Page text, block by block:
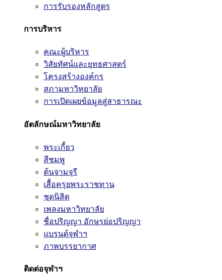
การรับรองหลักสูตร
การบริหาร
คณะผู้บริหาร
วิสัยทัศน์และยุทธศาสตร์
โครงสร้างองค์กร
สภามหาวิทยาลัย
การเปิดเผยข้อมูลสู่สาธารณะ
อัตลักษณ์มหาวิทยาลัย
พระเกี้ยว
สีชมพู
ต้นจามจุรี
เสื้อครุยพระราชทาน
ชุดนิสิต
เพลงมหาวิทยาลัย
ชื่อปริญญา อักษรย่อปริญญา
แบรนด์จุฬาฯ
ภาพบรรยากาศ
ติดต่อจุฬาฯ